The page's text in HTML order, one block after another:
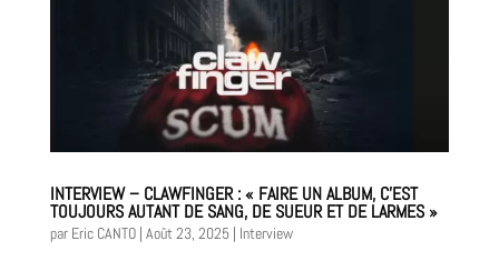
INTERVIEW – CLAWFINGER : « FAIRE UN ALBUM, C’EST
TOUJOURS AUTANT DE SANG, DE SUEUR ET DE LARMES »
par Eric CANTO| Août 23, 2025| Interview